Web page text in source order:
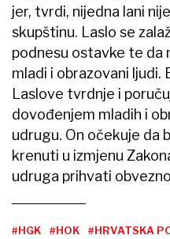
jer, tvrdi, nijedna lani
skupštinu. Laslo se
podnesu ostavke te da
mladi i obrazovani ljudi.
Laslove tvrdnje i
dovođenjem mladih i
udrugu. On očekuje da
krenuti u izmjenu
udruga prihvati
#HGK #HOK
#HRVATSKA